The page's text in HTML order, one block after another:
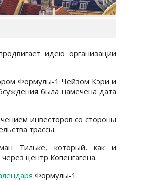
идею организации
Формулы-1 Чейзом Кэри и
была намечена дата
инвесторов со стороны
трассы.
Тильке, который, как и
центр Копенгагена.
Формулы-1.